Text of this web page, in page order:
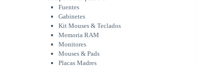
Mouses & Pads
Placas Madres
Procesadores
Refrigeración & Enfriamiento
Tarjetas Gráficas
Teclados
Equipos NUC
Fuentes
Gabinetes
Kit Mouses & Teclados
Memoria RAM
Monitores
Mouses & Pads
Placas Madres